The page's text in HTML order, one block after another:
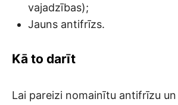
vajadzības);
Jauns antifrīzs.
Kā to darīt
Lai pareizi nomainītu antifrīzu